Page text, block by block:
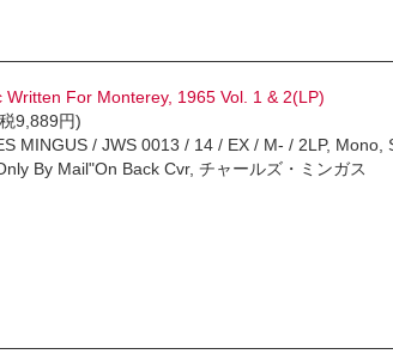
Written For Monterey, 1965 Vol. 1 & 2(LP)
9,889円)
MINGUS / JWS 0013 / 14 / EX / M- / 2LP, Mono,
By Mail"On Back Cvr, チャールズ・ミンガス